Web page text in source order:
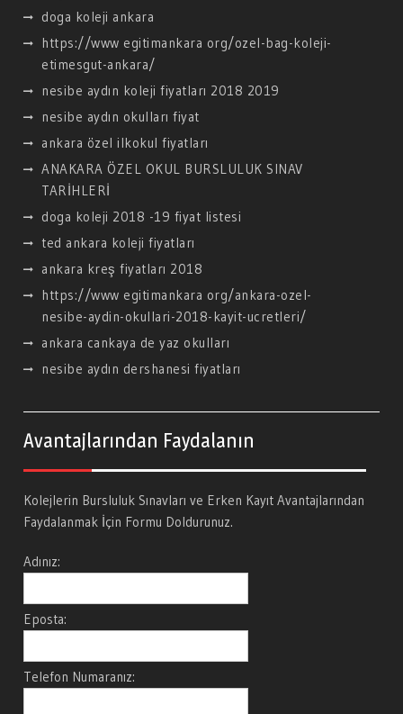
doga koleji ankara
https://www egitimankara org/ozel-bag-koleji-
etimesgut-ankara/
nesibe aydın koleji fiyatları 2018 2019
nesibe aydın okulları fiyat
ankara özel ilkokul fiyatları
ANAKARA ÖZEL OKUL BURSLULUK SINAV
TARİHLERİ
doga koleji 2018 -19 fiyat listesi
ted ankara koleji fiyatları
ankara kreş fiyatları 2018
https://www egitimankara org/ankara-ozel-
nesibe-aydin-okullari-2018-kayit-ucretleri/
ankara cankaya de yaz okulları
nesibe aydın dershanesi fiyatları
Avantajlarından Faydalanın
Kolejlerin Bursluluk Sınavları ve Erken Kayıt Avantajlarından
Faydalanmak İçin Formu Doldurunuz.
Adınız:
Eposta:
Telefon Numaranız: